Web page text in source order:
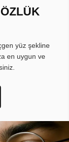
yüz şekline
en uygun ve